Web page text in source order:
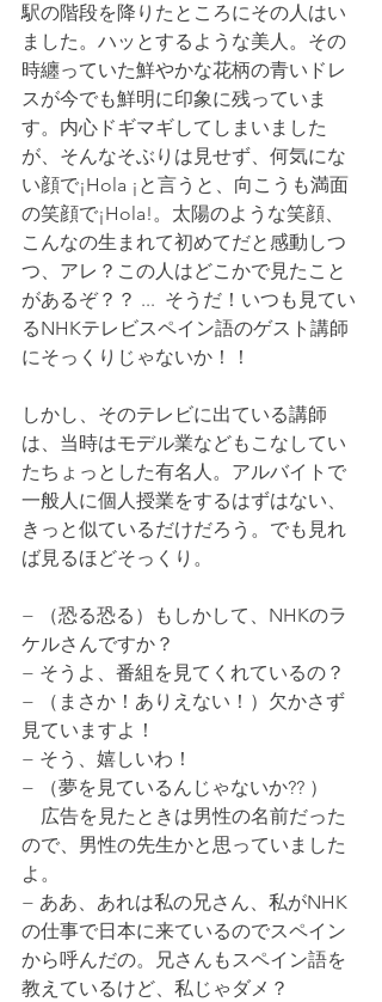
駅の階段を降りたところにその人はい
ました。ハッとするような美人。その
時纏っていた鮮やかな花柄の青いドレ
スが今でも鮮明に印象に残っていま
す。内心ドギマギしてしまいました
が、そんなそぶりは見せず、何気にな
い顔で¡Hola ¡と言うと、向こうも満面
の笑顔で¡Hola!。太陽のような笑顔、
こんなの生まれて初めてだと感動しつ
つ、アレ？この人はどこかで見たこと
があるぞ？？ ...  そうだ！いつも見てい
るNHKテレビスペイン語のゲスト講師
にそっくりじゃないか！！
しかし、そのテレビに出ている講師
は、当時はモデル業などもこなしてい
たちょっとした有名人。アルバイトで
一般人に個人授業をするはずはない、
きっと似ているだけだろう。でも見れ
ば見るほどそっくり。
− （恐る恐る）もしかして、NHKのラ
ケルさんですか？
− そうよ、番組を見てくれているの？
− （まさか！ありえない！）欠かさず
見ていますよ！
− そう、嬉しいわ！
− （夢を見ているんじゃないか?? ）
広告を見たときは男性の名前だった
ので、男性の先生かと思っていました
よ。
− ああ、あれは私の兄さん、私がNHK
の仕事で日本に来ているのでスペイン
から呼んだの。兄さんもスペイン語を
教えているけど、私じゃダメ？